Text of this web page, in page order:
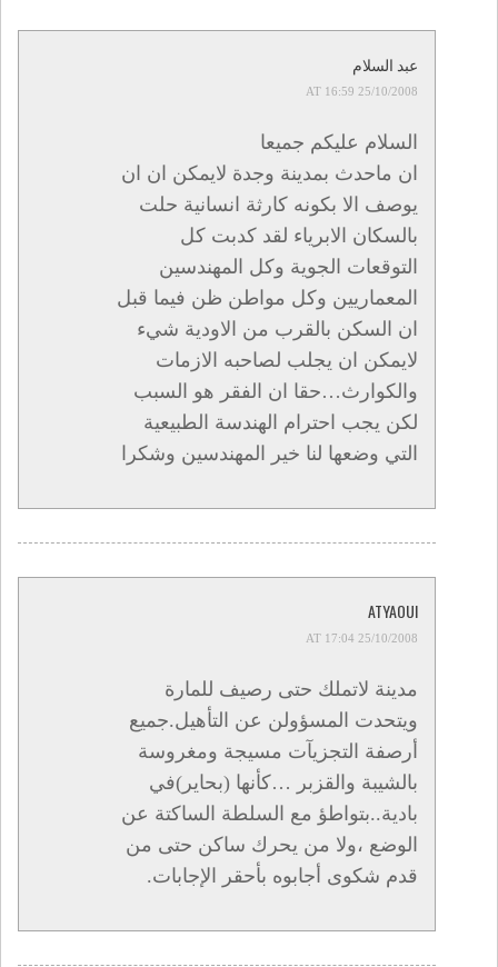
عبد السلام
25/10/2008 AT 16:59
السلام عليكم جميعا
ان ماحدث بمدينة وجدة لايمكن ان ان
يوصف الا بكونه كارثة انسانية حلت
بالسكان الابرياء لقد كدبت كل
التوقعات الجوية وكل المهندسين
المعماريين وكل مواطن ظن فيما قبل
ان السكن بالقرب من الاودية شيء
لايمكن ان يجلب لصاحبه الازمات
والكوارث…حقا ان الفقر هو السبب
لكن يجب احترام الهندسة الطبيعية
التي وضعها لنا خير المهندسين وشكرا
ATYAOUI
25/10/2008 AT 17:04
مدينة لاتملك حتى رصيف للمارة
ويتحدت المسؤولن عن التأهيل.جميع
أرصفة التجزيآت مسيجة ومغروسة
بالشيبة والقزبر …كأنها (بحاير)في
بادية..بتواطؤ مع السلطة الساكتة عن
الوضع ،ولا من يحرك ساكن حتى من
قدم شكوى أجابوه بأحقر الإجابات.